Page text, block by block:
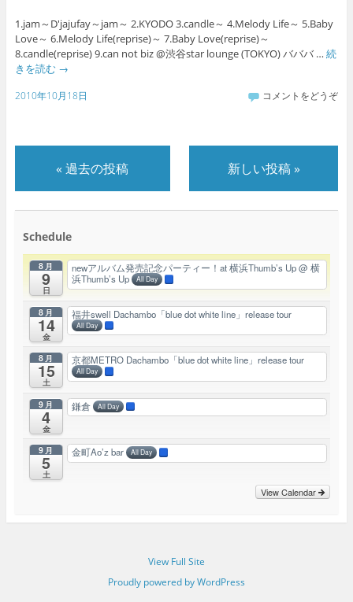
1.jam～D'jajufay～jam～ 2.KYODO 3.candle～ 4.Melody Life～ 5.Baby
Love～ 6.Melody Life(reprise)～ 7.Baby Love(reprise)～
8.candle(reprise) 9.can not biz @渋谷star lounge (TOKYO) バババ … 続
きを読む →
2010年10月18日 コメントをどうぞ
« 過去の投稿 新しい投稿»
Schedule
8月
9
日
newアルバム発売記念パーティー！at 横浜Thumb’s Up@ 横
浜Thumb’s Up
All Day
8月
14
金
福井swell Dachambo「blue dot white line」release tour
All Day
8月
15
土
京都METRO Dachambo「blue dot white line」release tour
All Day
9月
4
金
鎌倉 All Day
9月
5
土
金町Ao’z bar All Day
View Calendar
View Full Site
Proudly powered by WordPress